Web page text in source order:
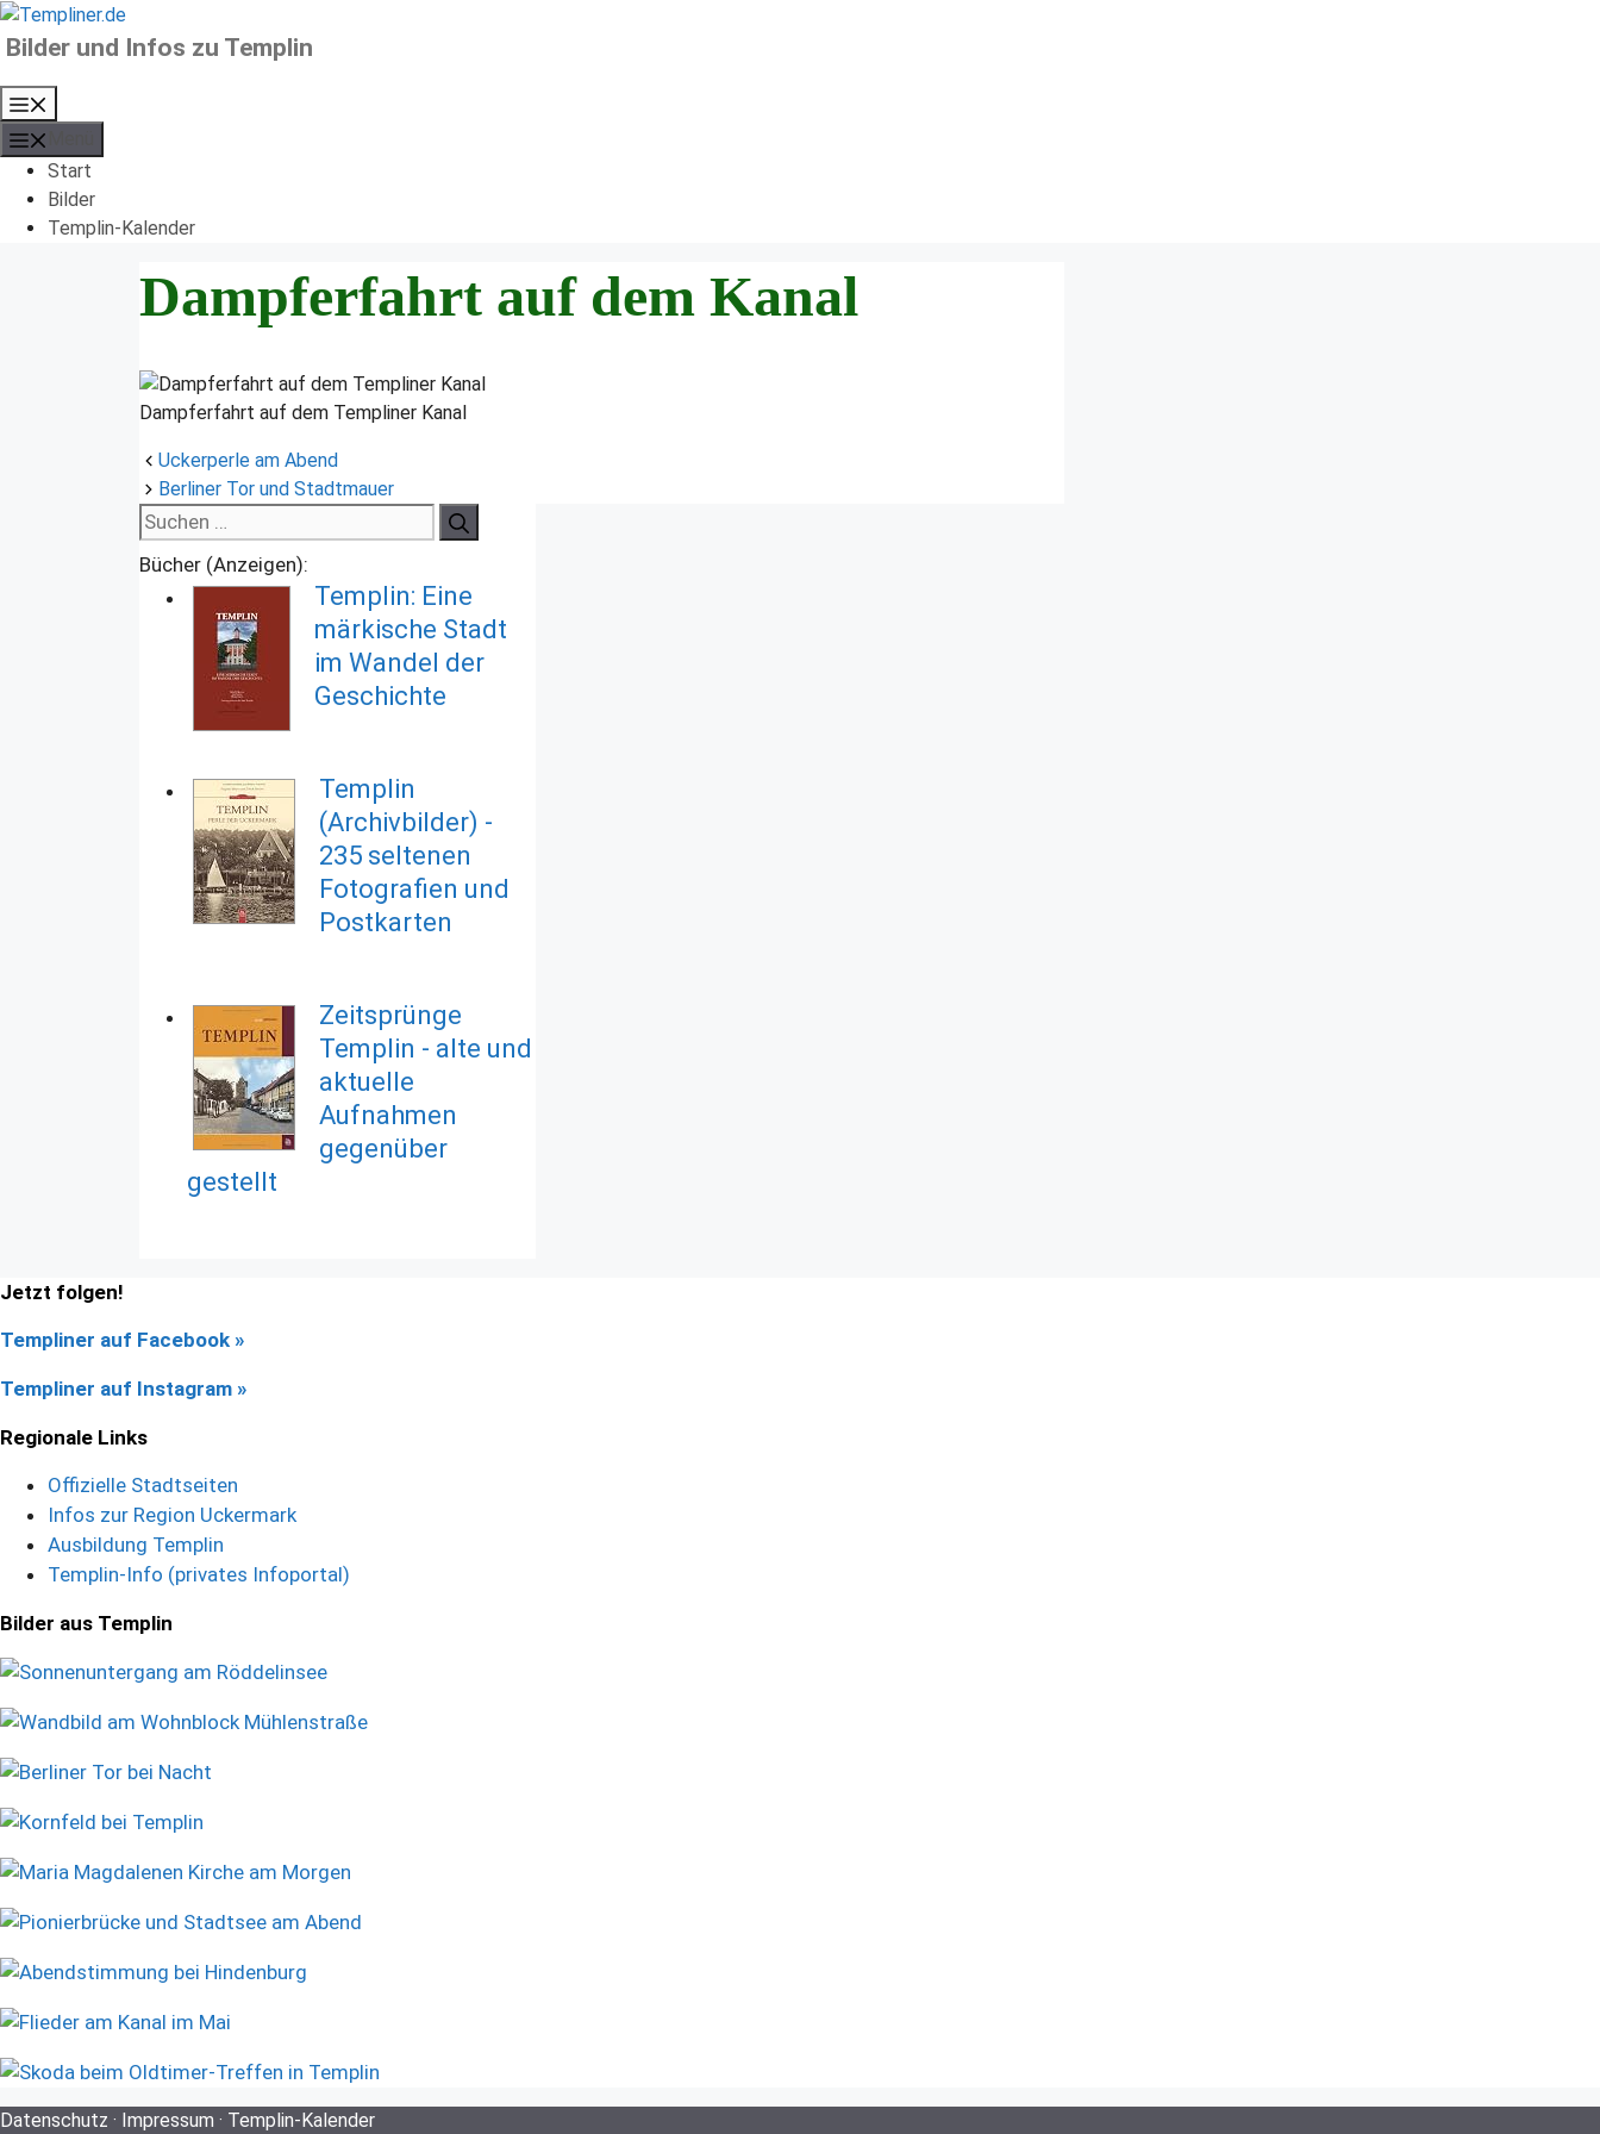
Zum
Inhalt
Bilder und Infos zu Templin
Start
Bilder
Templin-Kalender
Dampferfahrt auf dem Kanal
Dampferfahrt auf dem Templiner Kanal
Uckerperle am Abend
Berliner Tor und Stadtmauer
Suchen
nach:
Bücher (Anzeigen):
Templin: Eine
märkische Stadt
im Wandel der
Geschichte
Templin
(Archivbilder) -
235 seltenen
Fotografien und
Postkarten
Zeitsprünge
Templin - alte und
aktuelle
Aufnahmen
gegenüber
gestellt
Jetzt folgen!
Templiner auf Facebook »
Templiner auf Instagram »
Regionale Links
Offizielle Stadtseiten
Infos zur Region Uckermark
Ausbildung Templin
Templin-Info (privates Infoportal)
Bilder aus Templin
Datenschutz · Impressum · Templin-Kalender